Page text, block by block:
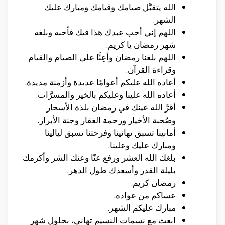
الله يتقبَّل صيامك وقيامك ومبارك عليك
الشهر.
اللهم إني أحب عبدك هذا فيك فأحبه وبلغه
شهر رمضان يا كريم.
اللهم بلغنا رمضان وأعِنَّا على الصيام والقيام
وقراءة القرآن.
أعاده الله عليكم أعوامًا عديدة وأزمنة مديدة.
أعاده الله علينا وعليكم بالخير والمسرَّات.
أقرَّ الله عينك في رمضان بلذة الأسحار
وصُحبة الأخيار ورحمة الغفار وجنة الأبرار.
أمانينا تسبق تهانينا وفرحتنا تسبق ليالينا
ومبارك عليك وعلينا.
بلغك الله العشر ورفع عنّا وعنك الشر وأكرمك
بليلة القدر وأسعدك طول الدهر.
رمضان كريم.
عساكم من عواده.
مبارك عليكم الشهر.
ابعث مع نسمات النسيم تهاني، بحلول شهر